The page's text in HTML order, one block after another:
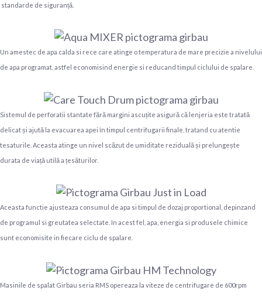
standarde de siguranță.
Un amestec de apa calda si rece care atinge o temperatura de mare precizie a nivelului
de apa programat, astfel economisind energie si reducand timpul ciclului de spalare.
Sistemul de perforatii stantate fără margini ascuțite asigură că lenjeria este tratată
delicat și ajută la evacuarea apei în timpul centrifugarii finale, tratand cu atentie
tesaturile. Aceasta atinge un nivel scăzut de umiditate reziduală și prelungește
durata de viață utilă a țesăturilor.
Aceasta functie ajusteaza consumul de apa si timpul de dozaj proportional, depinzand
de programul si greutatea selectate. In acest fel, apa, energia si produsele chimice
sunt economisite in fiecare ciclu de spalare.
Masinile de spalat Girbau seria RMS opereaza la viteze de centrifugare de 600rpm